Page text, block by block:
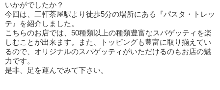
いかがでしたか？
今回は、三軒茶屋駅より徒歩5分の場所にある『パスタ・トレッ
テ』を紹介しました。
こちらのお店では、50種類以上の種類豊富なスパゲッティを楽
しむことが出来ます。また、トッピングも豊富に取り揃えてい
るので、オリジナルのスパゲッティがいただけるのもお店の魅
力です。
是非、足を運んでみて下さい。